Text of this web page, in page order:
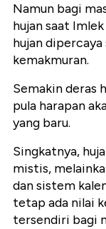
Namun bagi
hujan saat
hujan
kemakmuran.
Semakin deras
pula harapan
yang baru.
Singkatnya,
mistis,
dan sistem
tetap ada nilai
tersendiri bagi